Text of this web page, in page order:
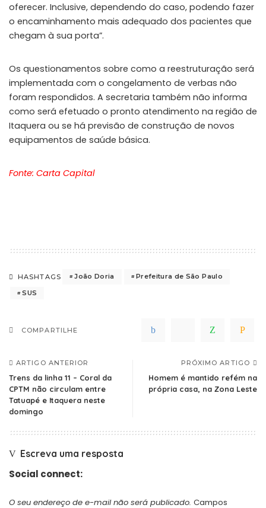
oferecer. Inclusive, dependendo do caso, podendo fazer
o encaminhamento mais adequado dos pacientes que
chegam à sua porta”.
Os questionamentos sobre como a reestruturação será
implementada com o congelamento de verbas não
foram respondidos. A secretaria também não informa
como será efetuado o pronto atendimento na região de
Itaquera ou se há previsão de construção de novos
equipamentos de saúde básica.
Fonte: Carta Capital
HASHTAGS João Doria
Prefeitura de São Paulo
SUS
COMPARTILHE
ARTIGO ANTERIOR
Trens da linha 11 – Coral da
CPTM não circulam entre
Tatuapé e Itaquera neste
domingo
PRÓXIMO ARTIGO
Homem é mantido refém na
própria casa, na Zona Leste
Escreva uma resposta
Social connect:
O seu endereço de e-mail não será publicado. Campos